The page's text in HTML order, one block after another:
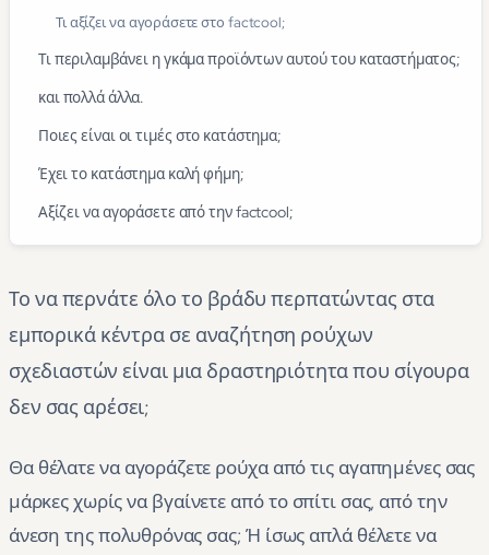
Τι αξίζει να αγοράσετε στο factcool;
Τι περιλαμβάνει η γκάμα προϊόντων αυτού του καταστήματος;
και πολλά άλλα.
Ποιες είναι οι τιμές στο κατάστημα;
Έχει το κατάστημα καλή φήμη;
Αξίζει να αγοράσετε από την factcool;
Το να περνάτε όλο το βράδυ περπατώντας στα
εμπορικά κέντρα σε αναζήτηση ρούχων
σχεδιαστών είναι μια δραστηριότητα που σίγουρα
δεν σας αρέσει;
Θα θέλατε να αγοράζετε ρούχα από τις αγαπημένες σας
μάρκες χωρίς να βγαίνετε από το σπίτι σας, από την
άνεση της πολυθρόνας σας; Ή ίσως απλά θέλετε να